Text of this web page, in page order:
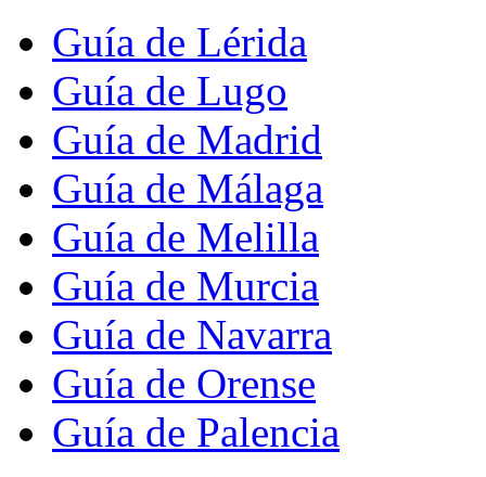
Guía de Lérida
Guía de Lugo
Guía de Madrid
Guía de Málaga
Guía de Melilla
Guía de Murcia
Guía de Navarra
Guía de Orense
Guía de Palencia